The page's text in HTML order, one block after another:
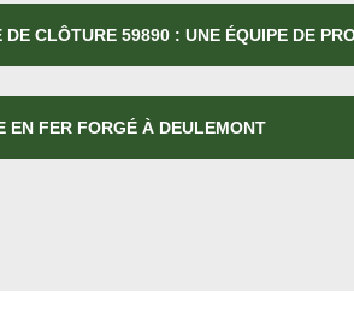
DE CLÔTURE 59890 : UNE ÉQUIPE DE
EN FER FORGÉ À DEULEMONT